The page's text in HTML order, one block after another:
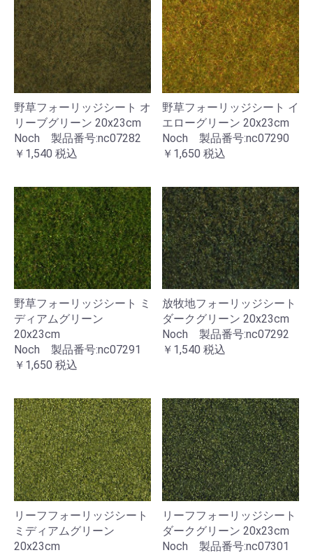
野草フォーリッジシート オ
リーブグリーン 20x23cm
Noch 製品番号:nc07282
￥1,540 税込
野草フォーリッジシート イ
エローグリーン 20x23cm
Noch 製品番号:nc07290
￥1,650 税込
野草フォーリッジシート ミ
ディアムグリーン
20x23cm
Noch 製品番号:nc07291
￥1,650 税込
放牧地フォーリッジシート
ダークグリーン 20x23cm
Noch 製品番号:nc07292
￥1,540 税込
リーフフォーリッジシート
ミディアムグリーン
20x23cm
リーフフォーリッジシート
ダークグリーン 20x23cm
Noch 製品番号:nc07301